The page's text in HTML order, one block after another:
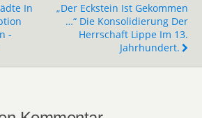
In
-
„Der Eckstein Ist Gekommen
…“ Die Konsolidierung Der
Herrschaft Lippe Im 13.
Jahrhundert.